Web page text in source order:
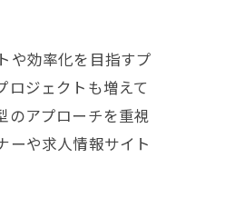
や効率化を目指すプ
ロジェクトも増えて
のアプローチを重視
ーや求人情報サイト